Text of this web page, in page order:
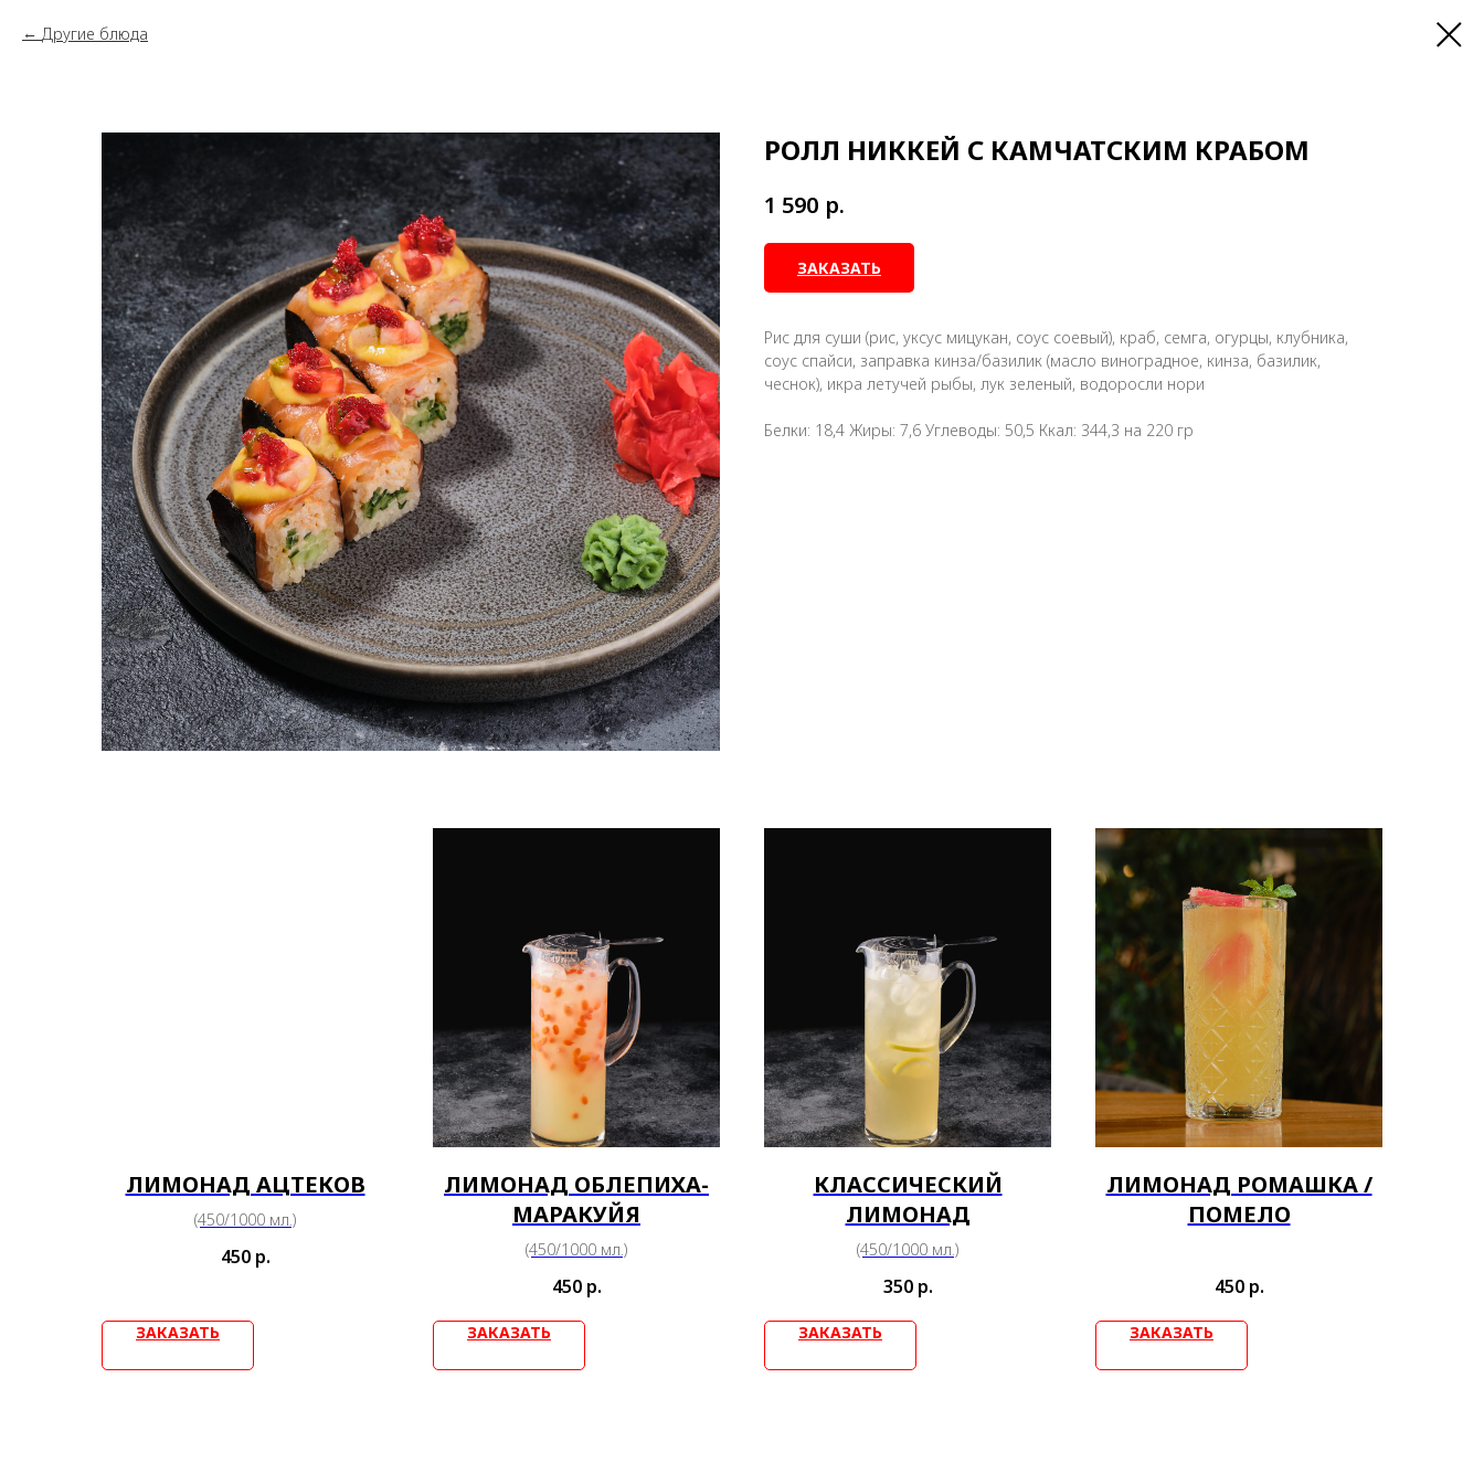
Другие блюда
РОЛЛ НИККЕЙ С КАМЧАТСКИМ КРАБОМ
1 590 р.
ЗАКАЗАТЬ
Рис для суши (рис, уксус мицукан, соус соевый), краб, семга, огурцы, клубника,
соус спайси, заправка кинза/базилик (масло виноградное, кинза, базилик,
чеснок), икра летучей рыбы, лук зеленый, водоросли нори
Белки: 18,4 Жиры: 7,6 Углеводы: 50,5 Ккал: 344,3 на 220 гр
ЛИМОНАД АЦТЕКОВ
(450/1000 мл.)
450 р.
ЗАКАЗАТЬ
ЛИМОНАД ОБЛЕПИХА-
МАРАКУЙЯ
(450/1000 мл.)
450 р.
ЗАКАЗАТЬ
КЛАССИЧЕСКИЙ
ЛИМОНАД
(450/1000 мл.)
350 р.
ЗАКАЗАТЬ
ЛИМОНАД РОМАШКА /
ПОМЕЛО
450 р.
ЗАКАЗАТЬ